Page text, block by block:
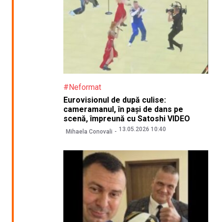
#Neformat
Eurovisionul de după culise:
cameramanul, în pași de dans pe
scenă, împreună cu Satoshi VIDEO
Mihaela Conovali 13.05.2026 10:40